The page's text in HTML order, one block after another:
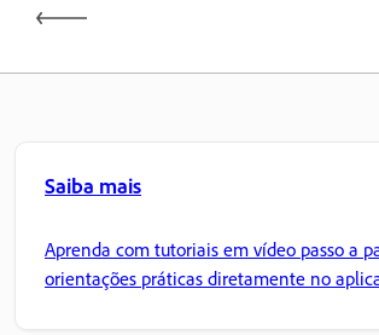
Saiba mais
Aprenda com tutoriais em vídeo passo a
orientações práticas diretamente no